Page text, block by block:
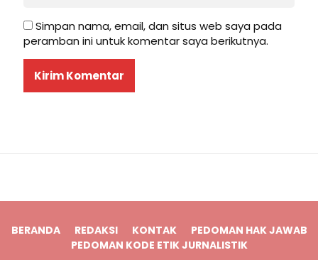
Simpan nama, email, dan situs web saya pada
peramban ini untuk komentar saya berikutnya.
BERANDA REDAKSI KONTAK
PEDOMAN HAK JAWAB
PEDOMAN KODE ETIK JURNALISTIK